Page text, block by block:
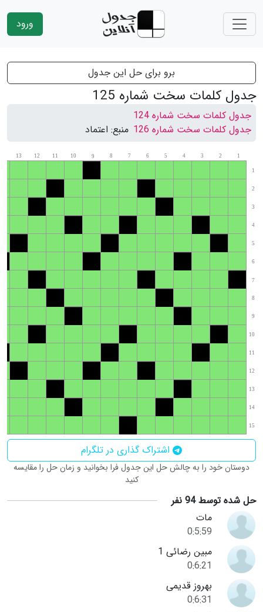
ورود
برو برای حل این جدول
جدول کلمات سخت شماره 125
جدول کلمات سخت شماره 124
جدول کلمات سخت شماره 126
منبع: اعتماد
1
1
2
3
4
5
6
7
8
9
10
11
12
13
2
3
4
5
6
7
8
9
10
11
12
13
14
15
اشتراک گذاری در تلگرام
دوستان خود را به چالش حل این جدول فرا بخوانید و زمان حل را مقایسه
کنید
حل شده توسط 94 نفر
مات
0:5:59
مبین رضائی 1
0:6:21
بهروز قدیمی
0:6:31